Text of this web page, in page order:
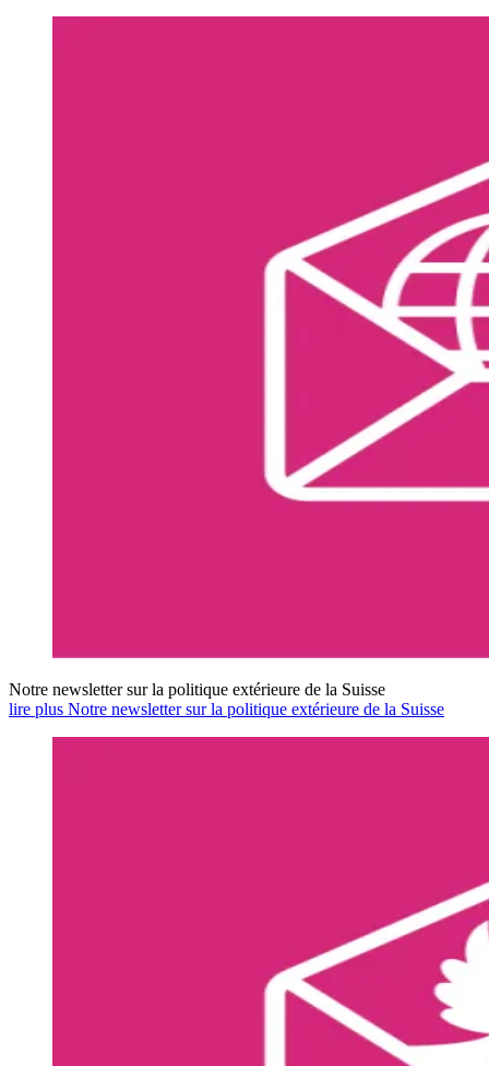
Notre newsletter sur la politique extérieure de la Suisse
lire plus Notre newsletter sur la politique extérieure de la Suisse